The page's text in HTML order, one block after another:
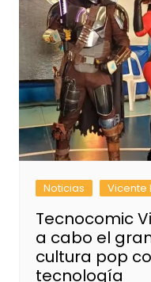
Noticias Vicente
Tecnocomic
a cabo el
cultura pop
tecnología